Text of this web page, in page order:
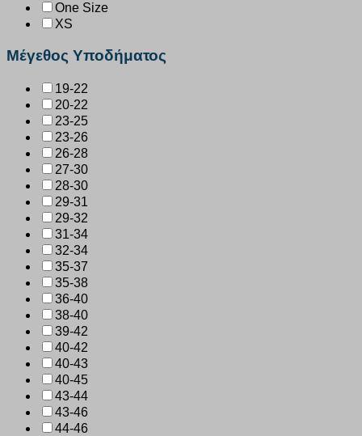
One Size
XS
Μέγεθος Υποδήματος
19-22
20-22
23-25
23-26
26-28
27-30
28-30
29-31
29-32
31-34
32-34
35-37
35-38
36-40
38-40
39-42
40-42
40-43
40-45
43-44
43-46
44-46